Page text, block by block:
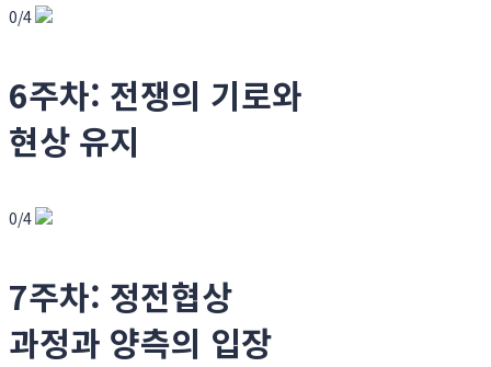
0/4
6주차: 전쟁의 기로와
현상 유지
0/4
7주차: 정전협상
과정과 양측의 입장